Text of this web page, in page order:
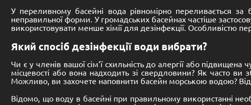
У переливному басейні вода рівномірно переливається
неправильної форми. У громадських басейнах частіше
використовувати менше хімії для дезінфекції. Особливістю
Який спосіб дезінфекції води вибрати?
Чи є у членів вашої сім’ї схильність до алергії або
місцевості або вона надходить зі свердловини? Як часто
Можливо, ви захочете наповнити басейн морською водою?
Відомо, що воду в басейні при правильному використанні